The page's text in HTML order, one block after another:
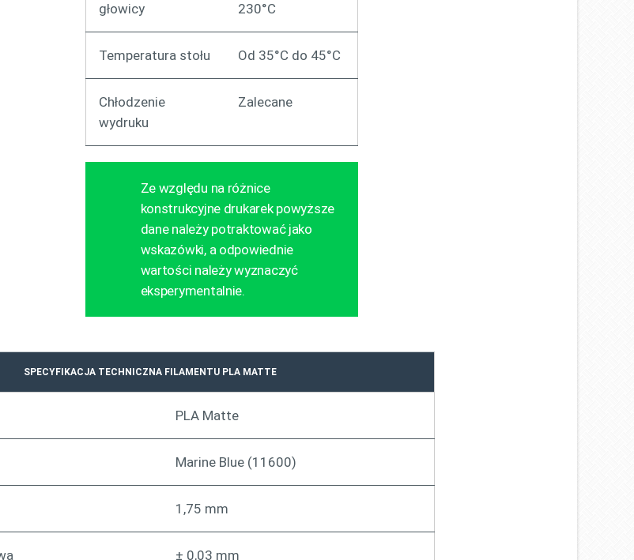
głowicy
230°C
Temperatura stołu Od 35°C do 45°C
Chłodzenie
wydruku
Zalecane
Ze względu na różnice
konstrukcyjne drukarek powyższe
dane należy potraktować jako
wskazówki, a odpowiednie
wartości należy wyznaczyć
eksperymentalnie.
SPECYFIKACJA TECHNICZNA FILAMENTU PLA MATTE
PLA Matte
Marine Blue (11600)
1,75 mm
± 0,03 mm